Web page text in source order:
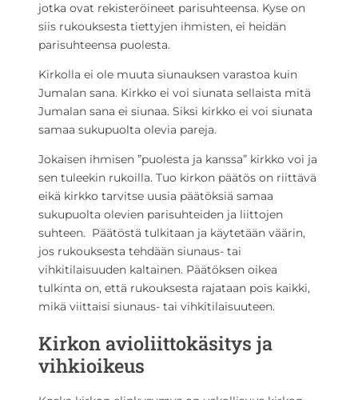
jotka ovat rekisteröineet parisuhteensa. Kyse on
siis rukouksesta tiettyjen ihmisten, ei heidän
parisuhteensa puolesta.
Kirkolla ei ole muuta siunauksen varastoa kuin
Jumalan sana. Kirkko ei voi siunata sellaista mitä
Jumalan sana ei siunaa. Siksi kirkko ei voi siunata
samaa sukupuolta olevia pareja.
Jokaisen ihmisen ”puolesta ja kanssa” kirkko voi ja
sen tuleekin rukoilla. Tuo kirkon päätös on riittävä
eikä kirkko tarvitse uusia päätöksiä samaa
sukupuolta olevien parisuhteiden ja liittojen
suhteen. Päätöstä tulkitaan ja käytetään väärin,
jos rukouksesta tehdään siunaus- tai
vihkitilaisuuden kaltainen. Päätöksen oikea
tulkinta on, että rukouksesta rajataan pois kaikki,
mikä viittaisi siunaus- tai vihkitilaisuuteen.
Kirkon avioliittokäsitys ja
vihkioikeus